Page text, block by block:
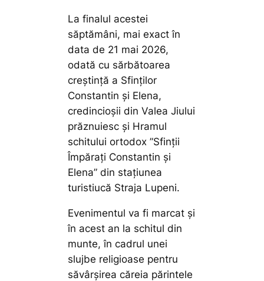
La finalul acestei
săptămâni, mai exact în
data de 21 mai 2026,
odată cu sărbătoarea
creștință a Sfinților
Constantin și Elena,
credincioșii din Valea Jiului
prăznuiesc și Hramul
schitului ortodox ”Sfinții
Împărați Constantin și
Elena” din stațiunea
turistiucă Straja Lupeni.
Evenimentul va fi marcat și
în acest an la schitul din
munte, în cadrul unei
slujbe religioase pentru
săvârșirea căreia părintele